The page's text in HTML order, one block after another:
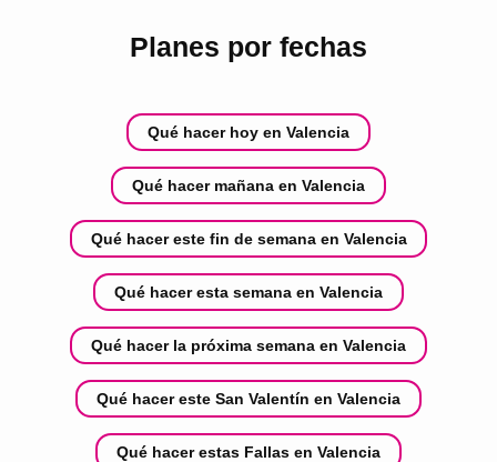
Planes por fechas
Qué hacer hoy en Valencia
Qué hacer mañana en Valencia
Qué hacer este fin de semana en Valencia
Qué hacer esta semana en Valencia
Qué hacer la próxima semana en Valencia
Qué hacer este San Valentín en Valencia
Qué hacer estas Fallas en Valencia